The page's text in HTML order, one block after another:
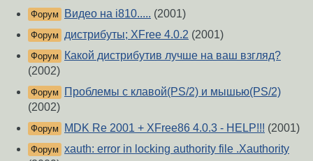
Форум Видео на i810..... (2001)
Форум дистрибуты; XFree 4.0.2 (2001)
Форум
Какой дистрибутив лучше на ваш взгляд?
(2002)
Форум
Проблемы с клавой(PS/2) и мышью(PS/2)
(2002)
Форум MDK Re 2001 + XFree86 4.0.3 - HELP!!! (2001)
Форум xauth: error in locking authority file .Xauthority